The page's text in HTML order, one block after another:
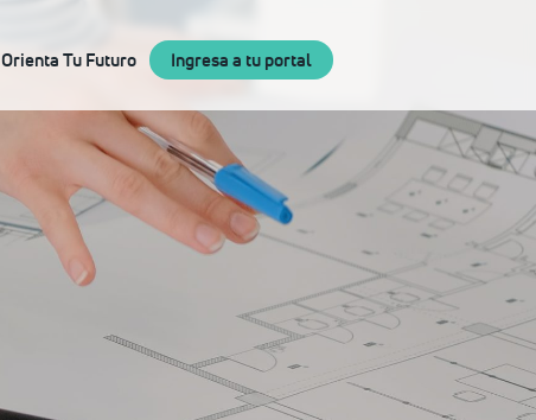
Orienta Tu Futuro Ingresa a tu portal